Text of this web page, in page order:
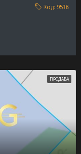
Код: 9536
ПРОДАВА